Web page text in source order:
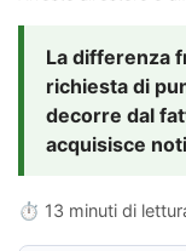
La differenza
richiesta di
decorre dal
acquisisce
⏱ 13 minuti di